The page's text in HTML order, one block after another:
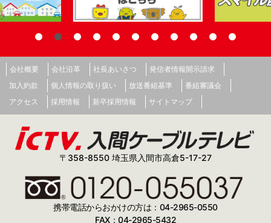
会社概要 会社沿革 社長あいさつ
発信者情報開示請求
加入約款
個人情報の取り扱い 放送番組基準
番組審議会
アクセス
採用情報 新卒採用情報 サイトマップ
〒358-8550 埼玉県入間市高倉5-17-27
携帯電話からおかけの方は：04-2965-0550
FAX：04-2965-5432